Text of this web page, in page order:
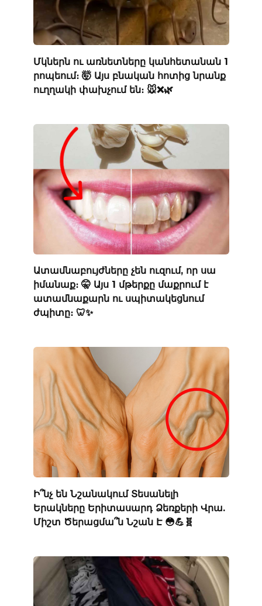
Մկներն ու առնետները կանհետանան 1
րոպեում։ 🤯 Այս բնական հոտից նրանք
ուղղակի փախչում են։ 🐭❌🌿
Ատամնաբույժները չեն ուզում, որ սա
իմանաք։ 🤫 Այս 1 մթերքը մաքրում է
ատամնաքարն ու սպիտակեցնում
ժպիտը։ 🦷✨
Ի՞նչ են Նշանակում Տեսանելի
Երակները Երիտասարդ Ձեռքերի Վրա.
Միշտ Ծերացմա՞ն Նշան Է 😳💪🧬